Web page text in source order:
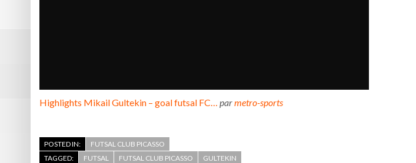
Highlights Mikail Gultekin – goal futsal FC… parmetro-sports
POSTED IN:
FUTSAL CLUB PICASSO
TAGGED:
FUTSAL FUTSAL CLUB PICASSO GULTEKIN